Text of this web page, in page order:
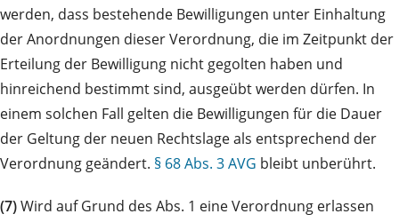
werden, dass bestehende Bewilligungen unter Einhaltung
der Anordnungen dieser Verordnung, die im Zeitpunkt der
Erteilung der Bewilligung nicht gegolten haben und
hinreichend bestimmt sind, ausgeübt werden dürfen. In
einem solchen Fall gelten die Bewilligungen für die Dauer
der Geltung der neuen Rechtslage als entsprechend der
Verordnung geändert. § 68 Abs. 3 AVG bleibt unberührt.
(7)Wird auf Grund des Abs. 1 eine Verordnung erlassen